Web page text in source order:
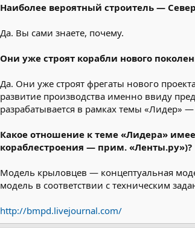
Наиболее вероятный строитель —
Да. Вы сами знаете, почему.
Они уже строят корабли нового
Да. Они уже строят фрегаты нового
развитие производства именно ввиду
разрабатывается в рамках темы «Лидер»
Какое отношение к теме «Лидера»
кораблестроения — прим. «Ленты.ру»)?
Модель крыловцев — концептуальная
модель в соответствии с техническим
http://bmpd.livejournal.com/